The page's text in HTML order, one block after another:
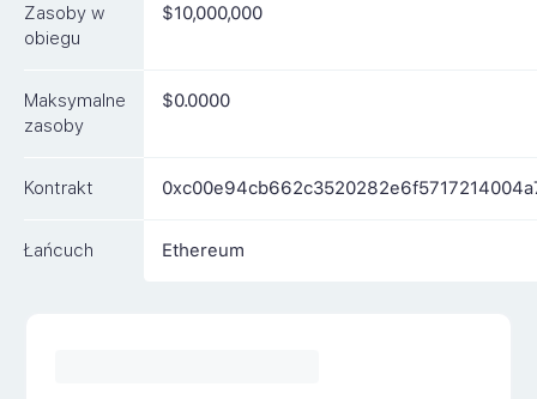
Zasoby w
obiegu
$10,000,000
Maksymalne
zasoby
$0.0000
Kontrakt
Łańcuch Ethereum